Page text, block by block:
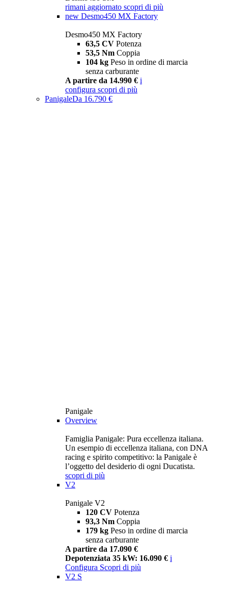
rimani aggiornato scopri di più
new Desmo450 MX Factory
Desmo450 MX Factory
63,5 CV Potenza
53,5 Nm Coppia
104 kg Peso in ordine di marcia
senza carburante
A partire da 14.990 € i
configura scopri di più
PanigaleDa 16.790 €
Panigale
Overview
Famiglia Panigale: Pura eccellenza italiana.
Un esempio di eccellenza italiana, con DNA
racing e spirito competitivo: la Panigale è
l’oggetto del desiderio di ogni Ducatista.
scopri di più
V2
Panigale V2
120 CV Potenza
93,3 Nm Coppia
179 kg Peso in ordine di marcia
senza carburante
A partire da 17.090 €
Depotenziata 35 kW: 16.090 € i
Configura Scopri di più
V2 S